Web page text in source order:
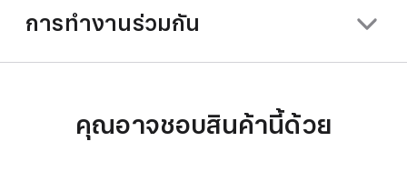
การทำงานร่วมกัน
คุณอาจชอบสินค้านี้ด้วย